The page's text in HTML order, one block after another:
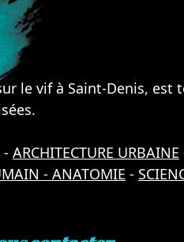
le vif à Saint-Denis, est
- ARCHITECTURE URBAINE
- ANATOMIE -